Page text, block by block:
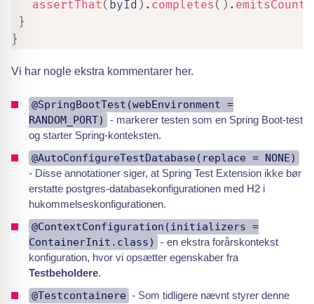
assertThat( byId ) . completes( ) . emitsCount
}
}
Vi har nogle ekstra kommentarer her.
@SpringBootTest(webEnvironment =
RANDOM_PORT)
- markerer testen som en Spring Boot-test
og starter Spring-konteksten.
@AutoConfigureTestDatabase(replace = NONE)
- Disse annotationer siger, at Spring Test Extension ikke bør
erstatte postgres-databasekonfigurationen med H2 i
hukommelseskonfigurationen.
@ContextConfiguration(initializers =
ContainerInit.class)
- en ekstra forårskontekst
konfiguration, hvor vi opsætter egenskaber fra
Testbeholdere.
@Testcontainere - Som tidligere nævnt styrer denne